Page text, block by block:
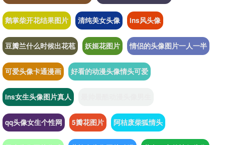
鹅掌柴开花结果图片 清纯美女头像 ins风头像
豆瓣兰什么时候出花苞 妖姬花图片 情侣的头像图片一人一半
可爱头像卡通漫画 好看的动漫头像情头可爱
ins女生头像图片真人
qq头像女生个性网 5瓣花图片 阿桔废柴狐情头